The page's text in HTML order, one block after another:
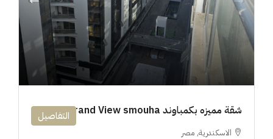
شقة مميزه بكمباوند 194m Grand View smouha
الاسكندرية, مصر
التفاصيل